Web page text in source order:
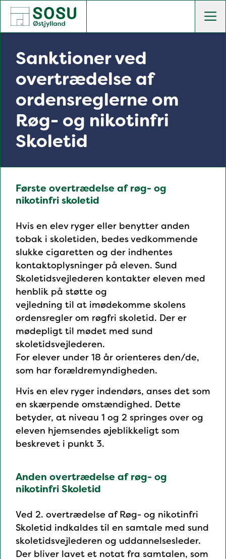
SOSU Østjylland | Gør dig klogere på livet
Sanktioner ved
overtrædelse af
ordensreglerne om
Røg- og nikotinfri
Skoletid
Første overtrædelse af røg- og
nikotinfri skoletid
Hvis en elev ryger eller benytter anden
tobak i skoletiden, bedes vedkommende
slukke cigaretten og der indhentes
kontaktoplysninger på eleven. Sund
Skoletidsvejlederen kontakter eleven med
henblik på støtte og
vejledning til at imødekomme skolens
ordensregler om røgfri skoletid. Der er
mødepligt til mødet med sund
skoletidsvejlederen.
For elever under 18 år orienteres den/de,
som har forældremyndigheden.
Hvis en elev ryger indendørs, anses det som
en skærpende omstændighed. Dette
betyder, at niveau 1 og 2 springes over og
eleven hjemsendes øjeblikkeligt som
beskrevet i punkt 3.
Anden overtrædelse af røg- og
nikotinfri Skoletid
Ved 2. overtrædelse af Røg- og nikotinfri
Skoletid indkaldes til en samtale med sund
skoletidsvejlederen og uddannelsesleder.
Der bliver lavet et notat fra samtalen, som